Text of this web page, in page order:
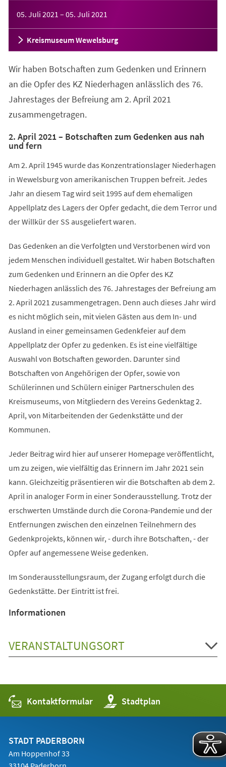
05. Juli 2021 – 05. Juli 2021
Kreismuseum Wewelsburg
Wir haben Botschaften zum Gedenken und Erinnern
an die Opfer des KZ Niederhagen anlässlich des 76.
Jahrestages der Befreiung am 2. April 2021
zusammengetragen.
2. April 2021 – Botschaften zum Gedenken aus nah
und fern
Am 2. April 1945 wurde das Konzentrationslager Niederhagen
in Wewelsburg von amerikanischen Truppen befreit. Jedes
Jahr an diesem Tag wird seit 1995 auf dem ehemaligen
Appellplatz des Lagers der Opfer gedacht, die dem Terror und
der Willkür der SS ausgeliefert waren.
Das Gedenken an die Verfolgten und Verstorbenen wird von
jedem Menschen individuell gestaltet. Wir haben Botschaften
zum Gedenken und Erinnern an die Opfer des KZ
Niederhagen anlässlich des 76. Jahrestages der Befreiung am
2. April 2021 zusammengetragen. Denn auch dieses Jahr wird
es nicht möglich sein, mit vielen Gästen aus dem In- und
Ausland in einer gemeinsamen Gedenkfeier auf dem
Appellplatz der Opfer zu gedenken. Es ist eine vielfältige
Auswahl von Botschaften geworden. Darunter sind
Botschaften von Angehörigen der Opfer, sowie von
Schülerinnen und Schülern einiger Partnerschulen des
Kreismuseums, von Mitgliedern des Vereins Gedenktag 2.
April, von Mitarbeitenden der Gedenkstätte und der
Kommunen.
Jeder Beitrag wird hier auf unserer Homepage veröffentlicht,
um zu zeigen, wie vielfältig das Erinnern im Jahr 2021 sein
kann. Gleichzeitig präsentieren wir die Botschaften ab dem 2.
April in analoger Form in einer Sonderausstellung. Trotz der
erschwerten Umstände durch die Corona-Pandemie und der
Entfernungen zwischen den einzelnen Teilnehmern des
Gedenkprojekts, können wir, - durch ihre Botschaften, - der
Opfer auf angemessene Weise gedenken.
Im Sonderausstellungsraum, der Zugang erfolgt durch die
Gedenkstätte. Der Eintritt ist frei.
Informationen
VERANSTALTUNGSORT
Kontaktformular Stadtplan
(Öffnet
in
einem
STADT PADERBORN
Am Hoppenhof 33